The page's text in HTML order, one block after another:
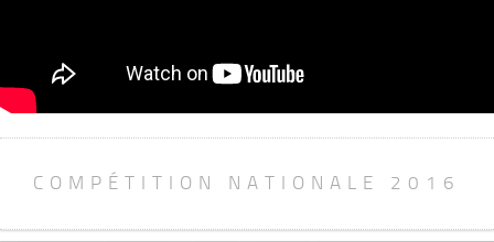
COMPÉTITION NATIONALE 2016